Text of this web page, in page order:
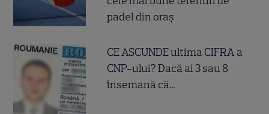
padel din oraș
CE ASCUNDE ultima CIFRA a
CNP-ului? Dacă ai 3 sau 8
însemană că...